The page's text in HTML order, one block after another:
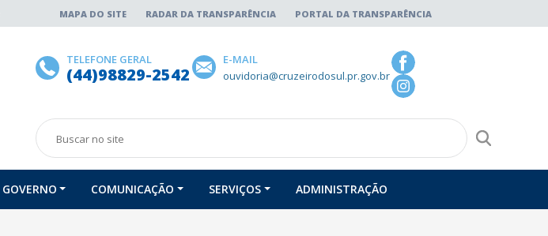
MAPA DO SITE RADAR DA TRANSPARÊNCIA PORTAL DA TRANSPARÊNCIA
TELEFONE GERAL
(44)98829-2542
E-MAIL
ouvidoria@cruzeirodosul.pr.gov.br
GOVERNO COMUNICAÇÃO SERVIÇOS ADMINISTRAÇÃO